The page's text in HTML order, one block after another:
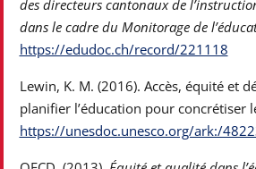
des directeurs cantonaux de
dans le cadre du Monitorage de
https://edudoc.ch/record/221118
Lewin, K. M. (2016). Accès, équité et
planifier l’éducation pour concrétiser
https://unesdoc.unesco.org/ark:/